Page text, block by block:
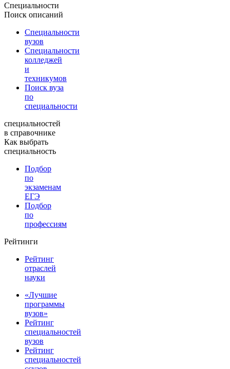
Специальности
Поиск описаний
Специальности
вузов
Специальности
колледжей
и
техникумов
Поиск вуза
по
специальности
специальностей
в справочнике
Как выбрать
специальность
Подбор
по
экзаменам
ЕГЭ
Подбор
по
профессиям
Рейтинги
Рейтинг
отраслей
науки
«Лучшие
программы
вузов»
Рейтинг
специальностей
вузов
Рейтинг
специальностей